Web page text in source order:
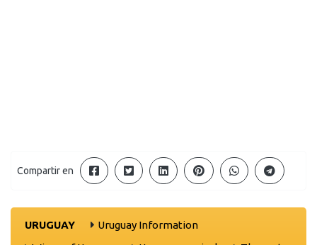
Compartir en
URUGUAY
Uruguay Information